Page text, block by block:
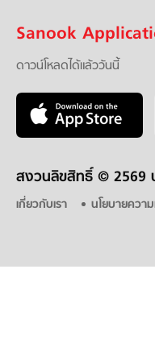
Sanook
ดาวน์โหลดได้แล้ววันนี้
สงวนลิขสิทธิ์ © 2569
เกี่ยวกับเรา นโยบายควา